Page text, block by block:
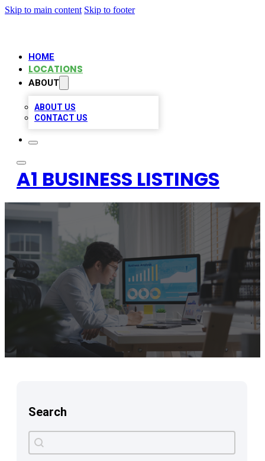
Skip to main content Skip to footer
HOME
LOCATIONS
ABOUT
ABOUT US
CONTACT US
A1 BUSINESS LISTINGS
Search
Search
Search content